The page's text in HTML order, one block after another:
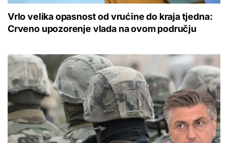
Vrlo velika opasnost od vrućine do kraja tjedna:
Crveno upozorenje vlada na ovom području